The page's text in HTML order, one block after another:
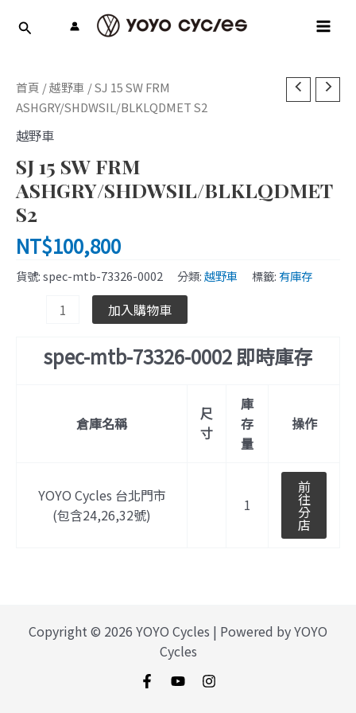
首頁 /越野車 / SJ 15 SW FRM
ASHGRY/SHDWSIL/BLKLQDMET S2
越野車
SJ 15 SW FRM
ASHGRY/SHDWSIL/BLKLQDMET
S2
NT$100,800
貨號:spec-mtb-73326-0002 分類:越野車 標籤: 有庫存
SJ
15
SW
FRM
ASHGRY/SHDWSIL/BLKLQDMET
S2
數
量
加入購物車
spec-mtb-73326-0002 即時庫存
倉庫名稱
尺
寸
庫
存
量
操作
YOYO Cycles 台北門市
(包含24,26,32號)
1
前
往
分
店
Copyright © 2026 YOYO Cycles | Powered by YOYO
Cycles